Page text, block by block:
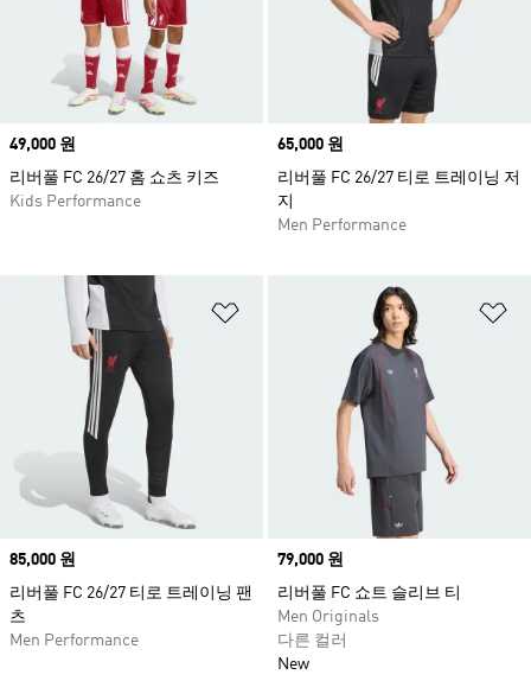
Price
49,000 원
리버풀 FC 26/27 홈 쇼츠 키즈
Kids Performance
Price
65,000 원
리버풀 FC 26/27 티로 트레이닝 저
지
Men Performance
위시리스트 담기
Price
85,000 원
리버풀 FC 26/27 티로 트레이닝 팬
츠
Men Performance
Price
79,000 원
리버풀 FC 쇼트 슬리브 티
Men Originals
다른 컬러
New